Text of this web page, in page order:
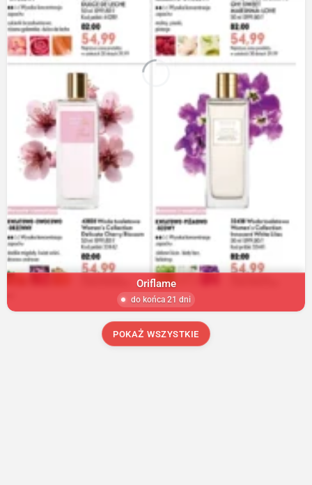
Oriflame
do końca 21 dni
POKAŻ WSZYSTKIE